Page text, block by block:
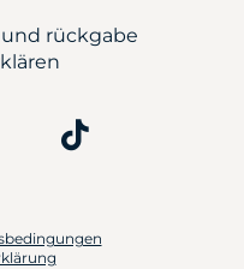
rückgabe